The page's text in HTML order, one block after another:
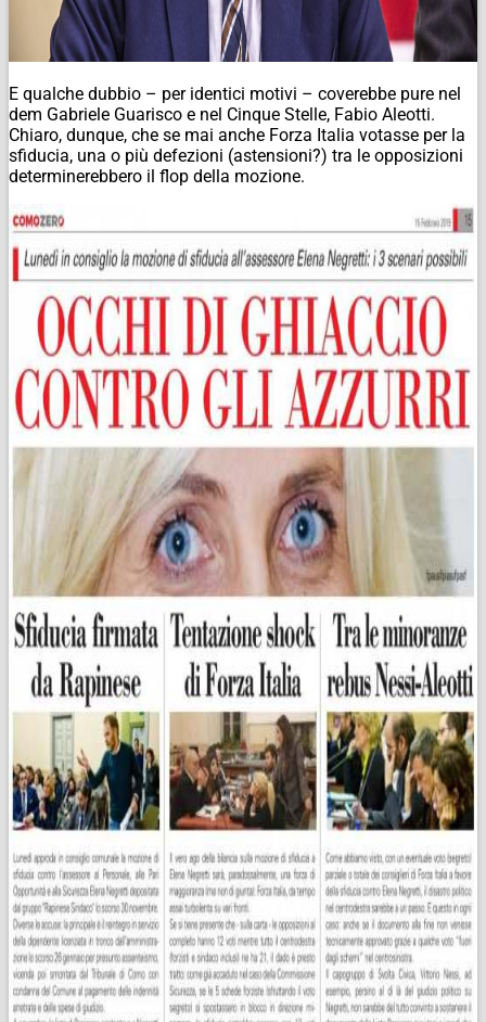
E qualche dubbio – per identici motivi – coverebbe pure nel
dem Gabriele Guarisco e nel Cinque Stelle, Fabio Aleotti.
Chiaro, dunque, che se mai anche Forza Italia votasse per la
sfiducia, una o più defezioni (astensioni?) tra le opposizioni
determinerebbero il flop della mozione.